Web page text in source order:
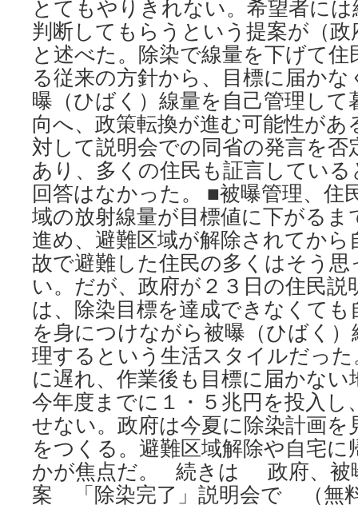
とてもやりきれない。希望者に
判断してもらうという提案が（
と述べた。除染で線量を下げて
る従来の方針から、目標に届か
曝（ひばく）線量を自己管理し
向へ、政策転換が進む可能性があ
対して説明会での同省の発言を否
あり、多くの住民も証言してい
回答はなかった。 ■被曝管理、住
域の放射線量が目標値に下がるま
進め、避難区域が解除されてから
故で避難した住民の多くはそう
い。だが、政府が２３日の住民説
は、除染目標を達成できなくて
を身につけながら被曝（ひばく
理するという生活スタイルだっ
に遅れ、作業後も目標に届かな
今年度までに１・５兆円を投入し
せない。政府は今夏に除染計画を
をつくる。避難区域解除や自宅
かが焦点だ。 続きは 政府、被
案 「除染完了」説明会で （無